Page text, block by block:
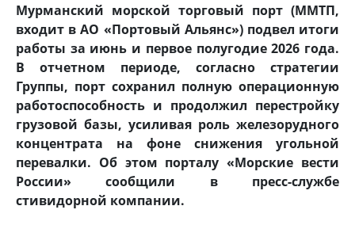
Мурманский морской торговый порт (ММТП,
входит в АО «Портовый Альянс») подвел итоги
работы за июнь и первое полугодие 2026 года.
В отчетном периоде, согласно стратегии
Группы, порт сохранил полную операционную
работоспособность и продолжил перестройку
грузовой базы, усиливая роль железорудного
концентрата на фоне снижения угольной
перевалки. Об этом порталу «Морские вести
России» сообщили в пресс-службе
стивидорной компании.